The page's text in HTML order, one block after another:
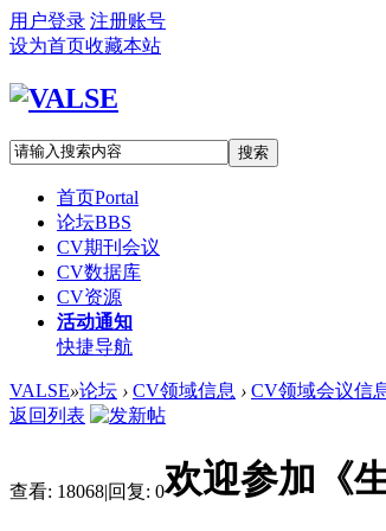
用户登录 注册账号
设为首页收藏本站
搜索
首页Portal
论坛BBS
CV期刊会议
CV数据库
CV资源
活动通知
快捷导航
VALSE»论坛 › CV领域信息 › CV领域会议信
返回列表
查看: 18068|回复: 0欢迎参加《